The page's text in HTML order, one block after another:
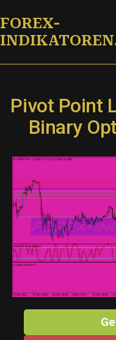
Inhalt
springen
FOREX-
Pivot Point
Binary